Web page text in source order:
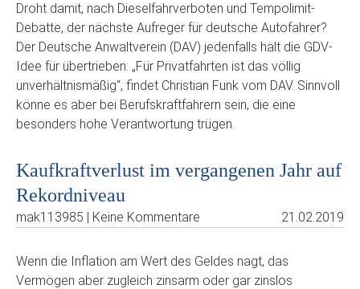
Droht damit, nach Dieselfahrverboten und Tempolimit-
Debatte, der nächste Aufreger für deutsche Autofahrer?
Der Deutsche Anwaltverein (DAV) jedenfalls hält die GDV-
Idee für übertrieben: „Für Privatfahrten ist das völlig
unverhältnismäßig“, findet Christian Funk vom DAV. Sinnvoll
könne es aber bei Berufskraftfahrern sein, die eine
besonders hohe Verantwortung trügen.
Kaufkraftverlust im vergangenen Jahr auf
Rekordniveau
mak113985 | Keine Kommentare 21.02.2019
Wenn die Inflation am Wert des Geldes nagt, das
Vermögen aber zugleich zinsarm oder gar zinslos